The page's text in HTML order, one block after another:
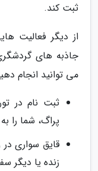
ثبت کند.
از دیگر فعالیت
جاذبه های
می توانید انجام
ثبت نام در
پراگ، شما را
قایق سواری در
زنده یا دیگر